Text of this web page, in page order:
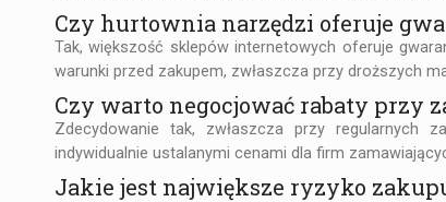
Czy hurtownia narzędzi oferuje
Tak, większość sklepów internetowych oferuje
warunki przed zakupem, zwłaszcza przy droższych
Czy warto negocjować rabaty przy
Zdecydowanie tak, zwłaszcza przy regularnych
indywidualnie ustalanymi cenami dla firm
Jakie jest największe ryzyko